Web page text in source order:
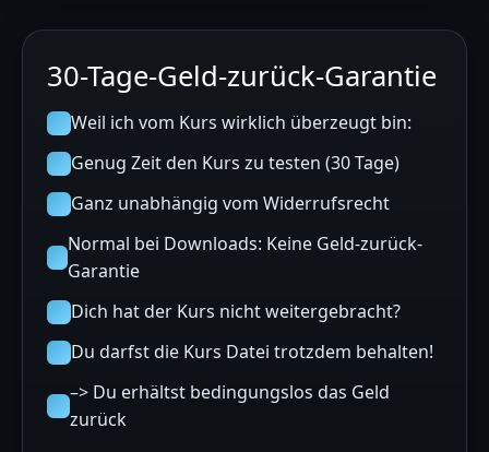
30-Tage-Geld-zurück-Garantie
Weil ich vom Kurs wirklich überzeugt bin:
Genug Zeit den Kurs zu testen (30 Tage)
Ganz unabhängig vom Widerrufsrecht
Normal bei Downloads: Keine Geld-zurück-
Garantie
Dich hat der Kurs nicht weitergebracht?
Du darfst die Kurs Datei trotzdem behalten!
–> Du erhältst bedingungslos das Geld
zurück